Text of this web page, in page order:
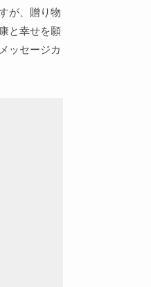
が、贈り物
と幸せを願
ッセージカ